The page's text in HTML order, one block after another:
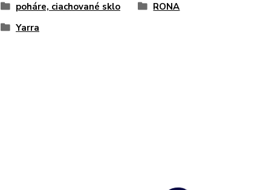
poháre, ciachované sklo RONA
Yarra